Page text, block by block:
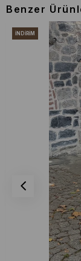
Benzer
İNDIRIM